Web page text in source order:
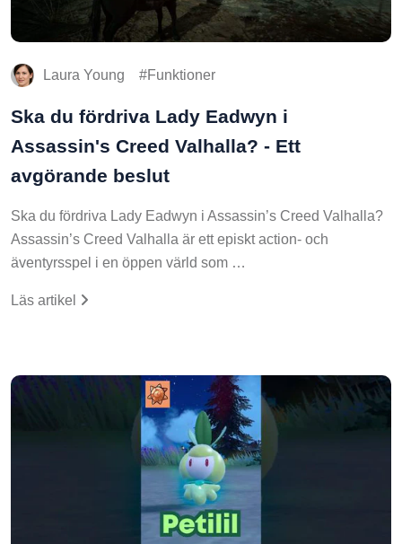
Laura Young Funktioner
Ska du fördriva Lady Eadwyn i
Assassin's Creed Valhalla? - Ett
avgörande beslut
Ska du fördriva Lady Eadwyn i Assassin’s Creed Valhalla?
Assassin’s Creed Valhalla är ett episkt action- och
äventyrsspel i en öppen värld som …
Läs artikel